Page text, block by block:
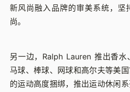
新风尚融入品牌的审美系统，坚
尚。
另一边，Ralph Lauren 推出香水
马球、棒球、网球和高尔夫等美
的运动高度捆绑，推出运动休闲